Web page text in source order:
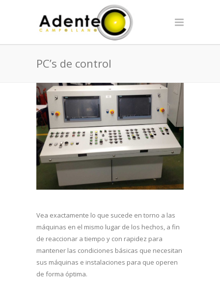
PC’s de control
Vea exactamente lo que sucede en torno a las
máquinas en el mismo lugar de los hechos, a fin
de reaccionar a tiempo y con rapidez para
mantener las condiciones básicas que necesitan
sus máquinas e instalaciones para que operen
de forma óptima.